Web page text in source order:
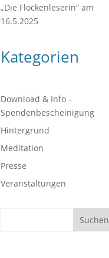
„Die Flockenleserin“ am
16.5.2025
Kategorien
Download & Info –
Spendenbescheinigung
Hintergrund
Meditation
Presse
Veranstaltungen
Suchen